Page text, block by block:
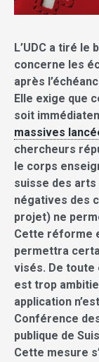
L’UDC a tiré le
concerne les
après
Elle exige que
soit
massives
chercheurs
le corps
suisse des
négatives des
projet) ne
Cette réforme
permettra
visés. De toute
est trop
application
Conférence
publique de
Cette mesure